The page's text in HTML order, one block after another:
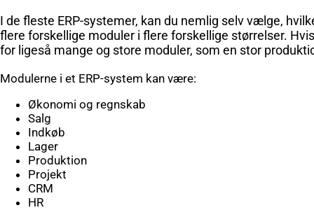
I de fleste ERP-systemer, kan du nemlig selv vælge,
flere forskellige moduler i flere forskellige størrelser.
for ligeså mange og store moduler, som en stor
Modulerne i et ERP-system kan være:
Økonomi og regnskab
Salg
Indkøb
Lager
Produktion
Projekt
CRM
HR